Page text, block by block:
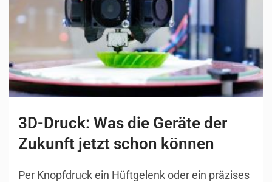
3D-Druck: Was die Geräte der
Zukunft jetzt schon können
Per Knopfdruck ein Hüftgelenk oder ein präzises